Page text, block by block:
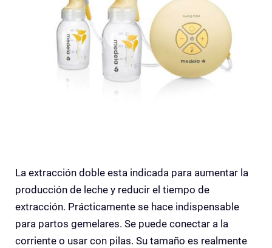
La extracción doble esta indicada para aumentar la
producción de leche y reducir el tiempo de
extracción. Prácticamente se hace indispensable
para partos gemelares. Se puede conectar a la
corriente o usar con pilas. Su tamaño es realmente